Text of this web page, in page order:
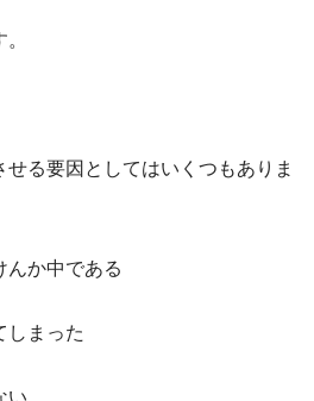
る要因としてはいくつもありま
んか中である
しまった
い